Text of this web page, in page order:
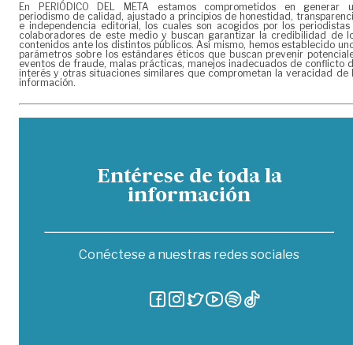
En PERIÓDICO DEL META estamos comprometidos en generar
periodismo de calidad, ajustado a principios de honestidad,
e independencia editorial, los cuales son acogidos por los periodistas
colaboradores de este medio y buscan garantizar la credibilidad de
contenidos ante los distintos públicos. Así mismo, hemos establecido
parámetros sobre los estándares éticos que buscan prevenir
eventos de fraude, malas prácticas, manejos inadecuados de conflicto
interés y otras situaciones similares que comprometan la veracidad de
información.
Entérese de toda la
información
Conéctese a nuestras redes sociales